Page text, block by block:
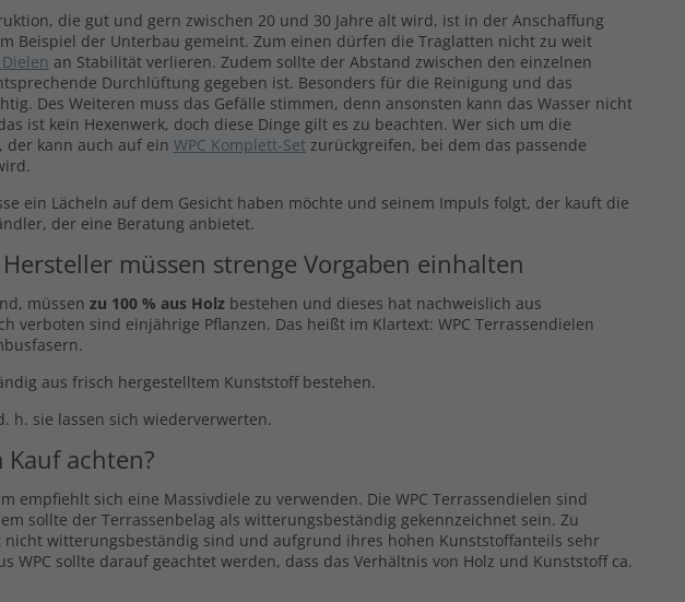
die gut und gern zwischen 20 und 30 Jahre alt wird, ist in der Anschaffung
Beispiel der Unterbau gemeint. Zum einen dürfen die Traglatten nicht zu weit
Dielen an Stabilität verlieren. Zudem sollte der Abstand zwischen den einzelnen
Durchlüftung gegeben ist. Besonders für die Reinigung und das
Des Weiteren muss das Gefälle stimmen, denn ansonsten kann das Wasser nicht
ist kein Hexenwerk, doch diese Dinge gilt es zu beachten. Wer sich um die
der kann auch auf ein WPC Komplett-Setzurückgreifen, bei dem das passende
ein Lächeln auf dem Gesicht haben möchte und seinem Impuls folgt, der kauft die
der eine Beratung anbietet.
müssen strenge Vorgaben einhalten
müssen zu 100 % aus Holz bestehen und dieses hat nachweislich aus
verboten sind einjährige Pflanzen. Das heißt im Klartext: WPC Terrassendielen
aus frisch hergestelltem Kunststoff bestehen.
h. sie lassen sich wiederverwerten.
Kauf achten?
empfiehlt sich eine Massivdiele zu verwenden. Die WPC Terrassendielen sind
sollte der Terrassenbelag als witterungsbeständig gekennzeichnet sein. Zu
witterungsbeständig sind und aufgrund ihres hohen Kunststoffanteils sehr
WPC sollte darauf geachtet werden, dass das Verhältnis von Holz und Kunststoff ca.